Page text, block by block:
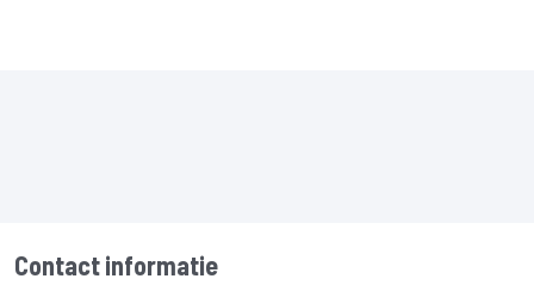
Contact informatie